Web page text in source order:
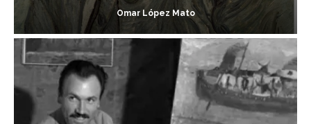
Omar López Mato